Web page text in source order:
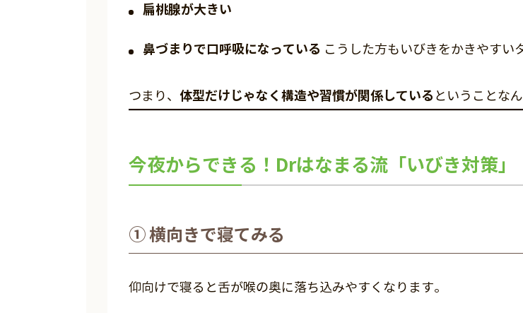
扁桃腺が大きい
鼻づまりで口呼吸になっている こうした方もいびきをかきやすい
つまり、 体型だけじゃなく構造や習慣が関係している ということなん
今夜からできる！Drはなまる流「いびき対策」
① 横向きで寝てみる
仰向けで寝ると舌が喉の奥に落ち込みやすくなります。